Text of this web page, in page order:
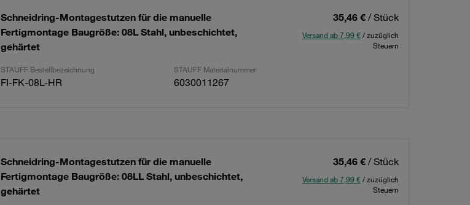
Schneidring-Montagestutzen für die manuelle
Fertigmontage Baugröße: 08L Stahl, unbeschichtet,
gehärtet
35,46 € / Stück
Versand ab 7,99 €/ zuzüglich
Steuern
STAUFF Bestellbezeichnung STAUFF Materialnummer
FI-FK-08L-HR 6030011267
Schneidring-Montagestutzen für die manuelle
Fertigmontage Baugröße: 08LL Stahl, unbeschichtet,
gehärtet
35,46 € / Stück
Versand ab 7,99 €/ zuzüglich
Steuern